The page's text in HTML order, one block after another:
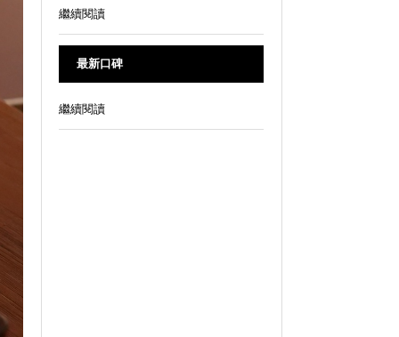
繼續閱讀
最新口碑
繼續閱讀